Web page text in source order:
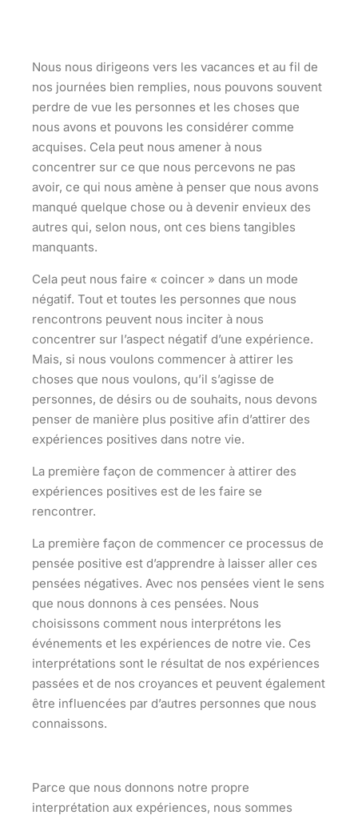
Nous nous dirigeons vers les vacances et au fil de
nos journées bien remplies, nous pouvons souvent
perdre de vue les personnes et les choses que
nous avons et pouvons les considérer comme
acquises. Cela peut nous amener à nous
concentrer sur ce que nous percevons ne pas
avoir, ce qui nous amène à penser que nous avons
manqué quelque chose ou à devenir envieux des
autres qui, selon nous, ont ces biens tangibles
manquants.
Cela peut nous faire « coincer » dans un mode
négatif. Tout et toutes les personnes que nous
rencontrons peuvent nous inciter à nous
concentrer sur l’aspect négatif d’une expérience.
Mais, si nous voulons commencer à attirer les
choses que nous voulons, qu’il s’agisse de
personnes, de désirs ou de souhaits, nous devons
penser de manière plus positive afin d’attirer des
expériences positives dans notre vie.
La première façon de commencer à attirer des
expériences positives est de les faire se
rencontrer.
La première façon de commencer ce processus de
pensée positive est d’apprendre à laisser aller ces
pensées négatives. Avec nos pensées vient le sens
que nous donnons à ces pensées. Nous
choisissons comment nous interprétons les
événements et les expériences de notre vie. Ces
interprétations sont le résultat de nos expériences
passées et de nos croyances et peuvent également
être influencées par d’autres personnes que nous
connaissons.
Parce que nous donnons notre propre
interprétation aux expériences, nous sommes